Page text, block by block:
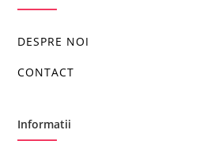
DESPRE NOI
CONTACT
Informatii